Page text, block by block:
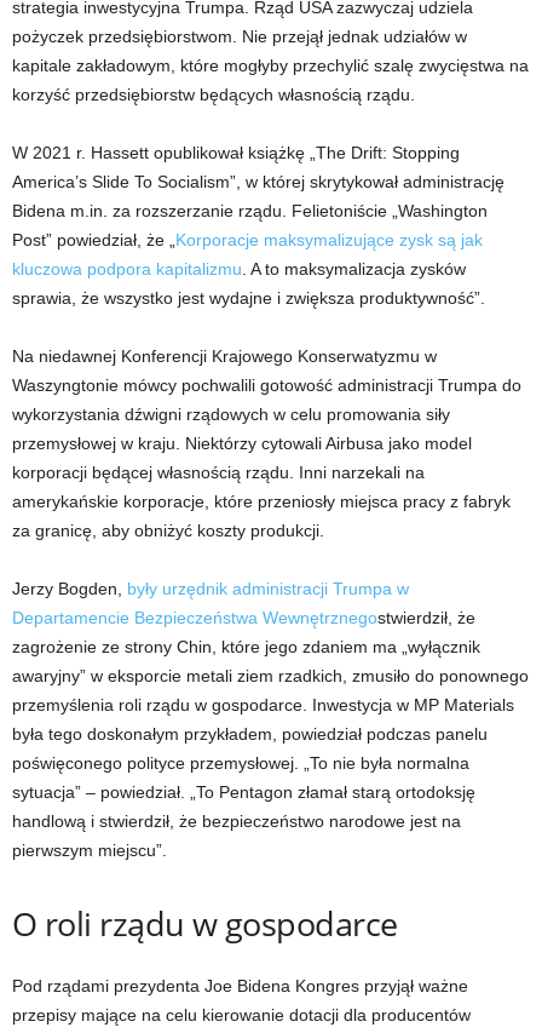
strategia inwestycyjna Trumpa. Rząd USA zazwyczaj udziela
pożyczek przedsiębiorstwom. Nie przejął jednak udziałów w
kapitale zakładowym, które mogłyby przechylić szalę zwycięstwa na
korzyść przedsiębiorstw będących własnością rządu.
W 2021 r. Hassett opublikował książkę „The Drift: Stopping
America’s Slide To Socialism”, w której skrytykował administrację
Bidena m.in. za rozszerzanie rządu. Felietoniście „Washington
Post” powiedział, że „ Korporacje maksymalizujące zysk są jak
kluczowa podpora kapitalizmu . A to maksymalizacja zysków
sprawia, że ​​wszystko jest wydajne i zwiększa produktywność”.
Na niedawnej Konferencji Krajowego Konserwatyzmu w
Waszyngtonie mówcy pochwalili gotowość administracji Trumpa do
wykorzystania dźwigni rządowych w celu promowania siły
przemysłowej w kraju. Niektórzy cytowali Airbusa jako model
korporacji będącej własnością rządu. Inni narzekali na
amerykańskie korporacje, które przeniosły miejsca pracy z fabryk
za granicę, aby obniżyć koszty produkcji.
Jerzy Bogden, były urzędnik administracji Trumpa w
Departamencie Bezpieczeństwa Wewnętrznegostwierdził, że
zagrożenie ze strony Chin, które jego zdaniem ma „wyłącznik
awaryjny” w eksporcie metali ziem rzadkich, zmusiło do ponownego
przemyślenia roli rządu w gospodarce. Inwestycja w MP Materials
była tego doskonałym przykładem, powiedział podczas panelu
poświęconego polityce przemysłowej. „To nie była normalna
sytuacja” – powiedział. „To Pentagon złamał starą ortodoksję
handlową i stwierdził, że bezpieczeństwo narodowe jest na
pierwszym miejscu”.
O roli rządu w gospodarce
Pod rządami prezydenta Joe Bidena Kongres przyjął ważne
przepisy mające na celu kierowanie dotacji dla producentów